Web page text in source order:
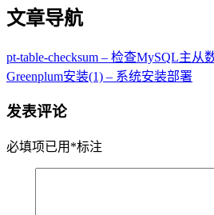
文章导航
pt-table-checksum – 检查MySQL主从
Greenplum安装(1) – 系统安装部署
发表评论
必填项已用 *标注